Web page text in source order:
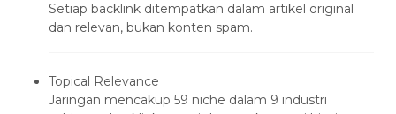
Setiap backlink ditempatkan dalam artikel original
dan relevan, bukan konten spam.
Topical Relevance
Jaringan mencakup 59 niche dalam 9 industri